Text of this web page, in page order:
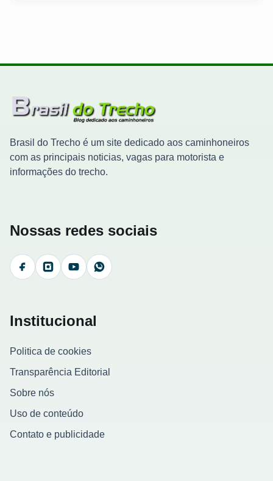
Brasil do Trecho é um site dedicado aos caminhoneiros
com as principais noticias, vagas para motorista e
informações do trecho.
Nossas redes sociais
FacebookInstagramYouTubeWhatsApp
Institucional
Politica de cookies
Transparência Editorial
Sobre nós
Uso de conteúdo
Contato e publicidade